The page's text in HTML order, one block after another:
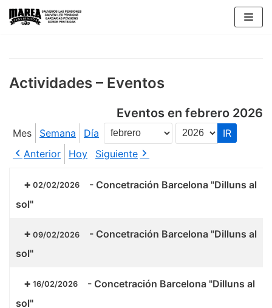
Saltar
Actividades – Eventos
Eventos en febrero 2026
Mes Semana Día
Mes
Año
Anterior
Hoy Siguiente
02/02/2026 - Concetración Barcelona "Dilluns al
sol"
09/02/2026 - Concetración Barcelona "Dilluns al
sol"
16/02/2026 - Concetración Barcelona "Dilluns al
sol"